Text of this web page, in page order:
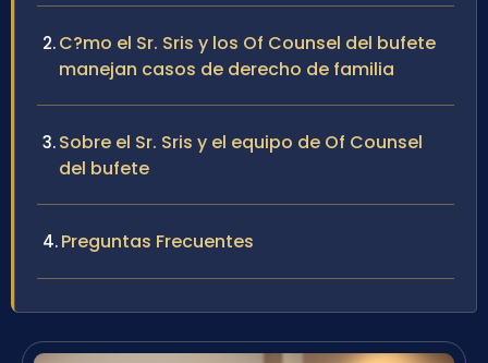
C?mo el Sr. Sris y los Of Counsel del bufete
manejan casos de derecho de familia
Sobre el Sr. Sris y el equipo de Of Counsel
del bufete
Preguntas Frecuentes